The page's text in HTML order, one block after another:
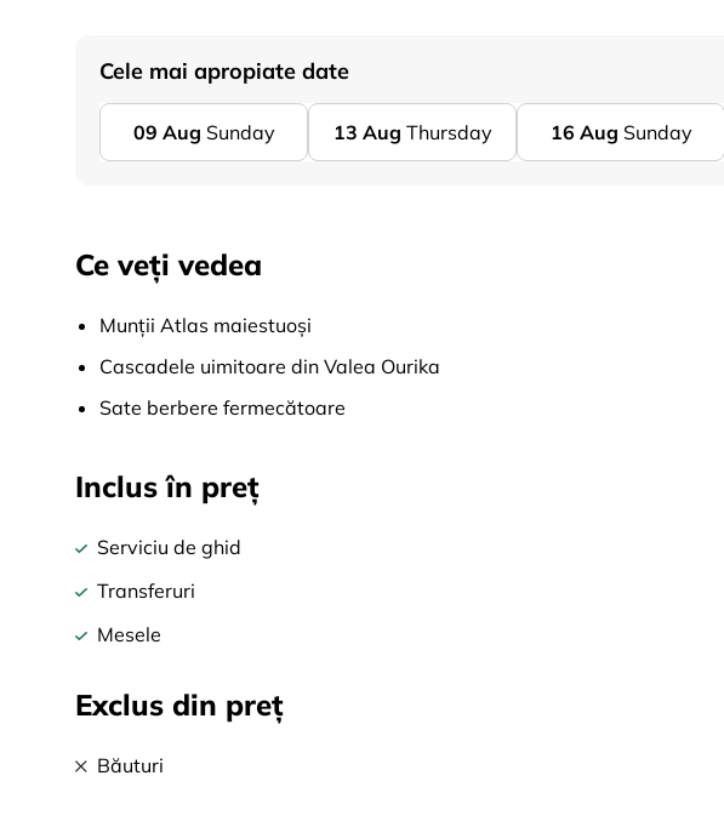
Cele mai apropiate date
09 Aug Sunday 13 Aug Thursday 16 Aug Sunday
Ce veți vedea
Munții Atlas maiestuoși
Cascadele uimitoare din Valea Ourika
Sate berbere fermecătoare
Inclus în preț
Serviciu de ghid
Transferuri
Mesele
Exclus din preț
Băuturi